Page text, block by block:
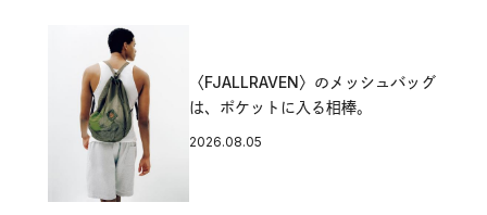
〈FJALLRAVEN〉のメッシュバッグ
は、ポケットに入る相棒。
2026.08.05